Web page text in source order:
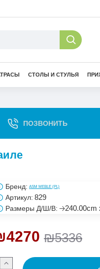
СТОЛЫ И СТУЛЬЯ
ПОЗВОНИТЬ
₪5336
Бренд: ASM MEBLE (PL)
Артикул: 829
Размеры Д/Ш/В: 🡢240.00cm